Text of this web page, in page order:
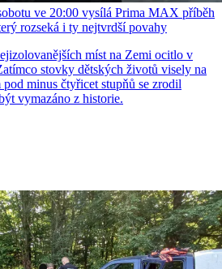
ve 20:00 vysílá Prima MAX příběh
rozseká i ty nejtvrdší povahy
míst na Zemi ocitlo v
stovky dětských životů visely na
minus čtyřicet stupňů se zrodil
vymazáno z historie.